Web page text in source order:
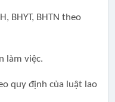
BHYT, BHTN theo
làm việc.
quy định của luật lao